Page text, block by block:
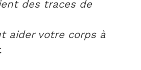
des traces de
aider votre corps à